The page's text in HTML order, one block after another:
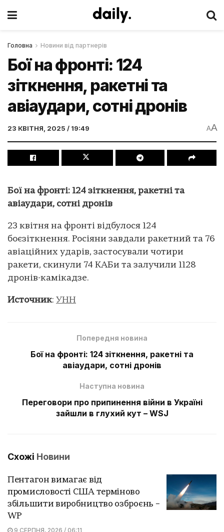
Головна Новини від партнерів
Бої на фронті: 124
зіткнення, ракетні та
авіаудари, сотні дронів
23 КВІТНЯ, 2025 / 19:49 AA
Бої на фронті: 124 зіткнення, ракетні та
авіаудари, сотні дронів
23 квітня на фронті відбулося 124
боєзіткнення. Росіяни завдали ракетний та 76
авіаційних ударів, застосували чотири
ракети, скинули 74 КАБи та залучили 1128
дронів-камікадзе.
Источник: УНН
Попередня новина
Бої на фронті: 124 зіткнення, ракетні та
авіаудари, сотні дронів
Наступна новина
Переговори про припинення війни в Україні
зайшли в глухий кут – WSJ
Схожі Новини
Пентагон вимагає від
промисловості США терміново
збільшити виробництво озброєнь –
WP
9 СЕРПНЯ, 2026 / 06:11